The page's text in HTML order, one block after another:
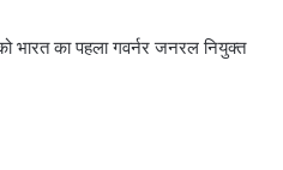
भारत का पहला गवर्नर जनरल नियुक्त